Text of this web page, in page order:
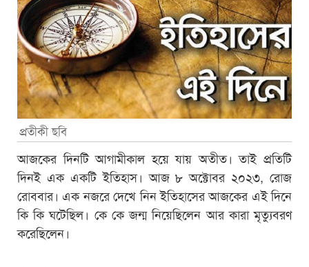
প্রতীকী ছবি
আজকের দিনটি আগামীকাল হয়ে যায় অতীত। তাই প্রতিটি
দিনই এক একটি ইতিহাস। আজ ৮ অক্টোবর ২০২৩, রোজ
রোববার। এক নজরে দেখে নিন ইতিহাসের আজকের এই দিনে
কি কি ঘটেছিল। কে কে জন্ম নিয়েছিলেন আর কারা মৃত্যুবরণ
করেছিলেন।